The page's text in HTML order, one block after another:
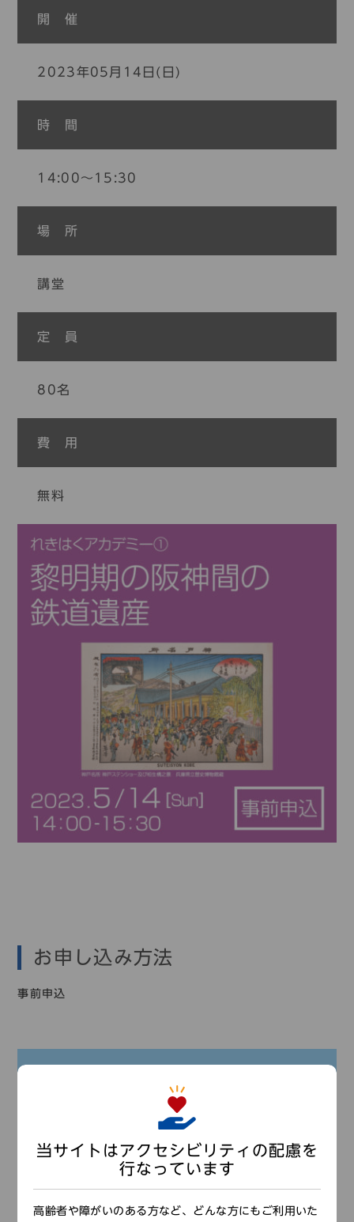
開 催
2023年05月14日(日)
時 間
14:00〜15:30
場 所
講堂
定 員
80名
費 用
無料
お申し込み方法
事前申込
※応募多数の場合は抽選となります（結果は申込
【ホームページ】
下記の「申し込みはこちら」より申し込み手続きを行なっ
お１人ずつ手続きをしてください。
当サイトはアクセシビリティの配慮を
行なっています
高齢者や障がいのある方など、どんな方にもご利用いた
日本語 English 中文簡体 한국어